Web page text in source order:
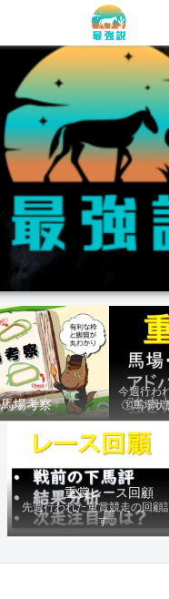
場考察
今週行わ
①馬場状
ファクタ
馬を導き
重賞レース回顧
先週行われた重賞競走の回顧
す。